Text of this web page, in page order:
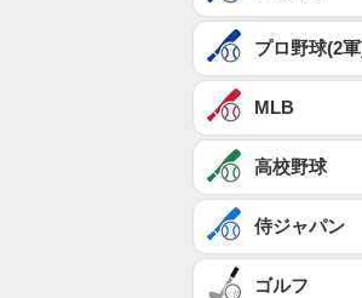
プロ野球(2
MLB
高校野球
侍ジャパン
ゴルフ